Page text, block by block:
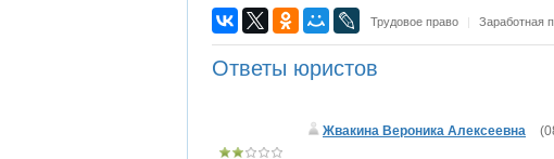
Трудовое право | Заработная
Ответы юристов
Жвакина Вероника Алексеевна (